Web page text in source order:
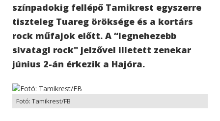
színpadokig fellépő Tamikrest egyszerre
tiszteleg Tuareg öröksége és a kortárs
rock műfajok előtt. A “legnehezebb
sivatagi rock" jelzővel illetett zenekar
június 2-án érkezik a Hajóra.
Fotó: Tamikrest/FB